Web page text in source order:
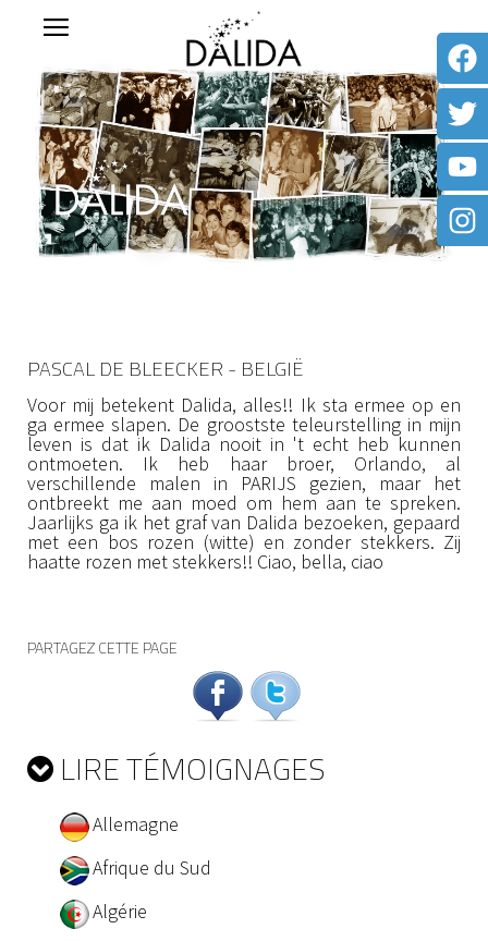
PASCAL DE BLEECKER - BELGIË
Voor mij betekent Dalida, alles!! Ik sta ermee op en
ga ermee slapen. De groostste teleurstelling in mijn
leven is dat ik Dalida nooit in 't echt heb kunnen
ontmoeten. Ik heb haar broer, Orlando, al
verschillende malen in PARIJS gezien, maar het
ontbreekt me aan moed om hem aan te spreken.
Jaarlijks ga ik het graf van Dalida bezoeken, gepaard
met een bos rozen (witte) en zonder stekkers. Zij
haatte rozen met stekkers!! Ciao, bella, ciao
PARTAGEZ CETTE PAGE
LIRE TÉMOIGNAGES
Allemagne
Afrique du Sud
Algérie